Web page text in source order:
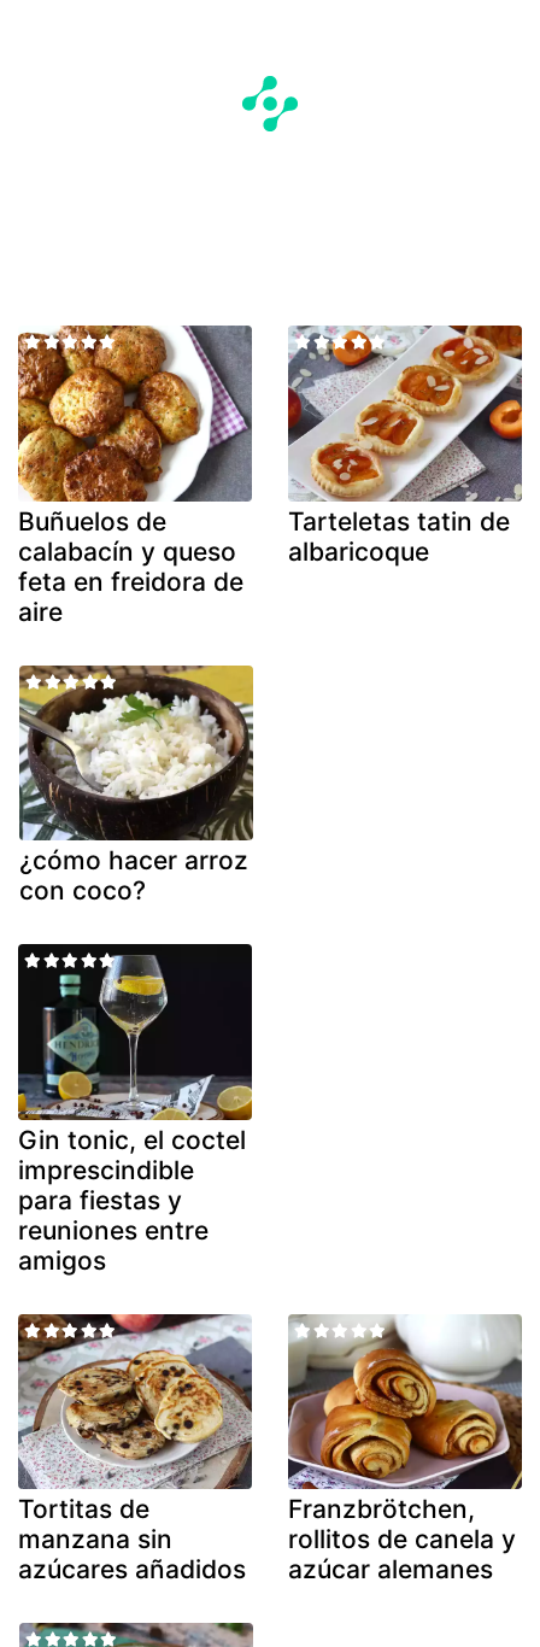
Buñuelos de
calabacín y queso
feta en freidora de
aire
Tarteletas tatin de
albaricoque
¿cómo hacer arroz
con coco?
Gin tonic, el coctel
imprescindible
para fiestas y
reuniones entre
amigos
Tortitas de
manzana sin
azúcares añadidos
Franzbrötchen,
rollitos de canela y
azúcar alemanes